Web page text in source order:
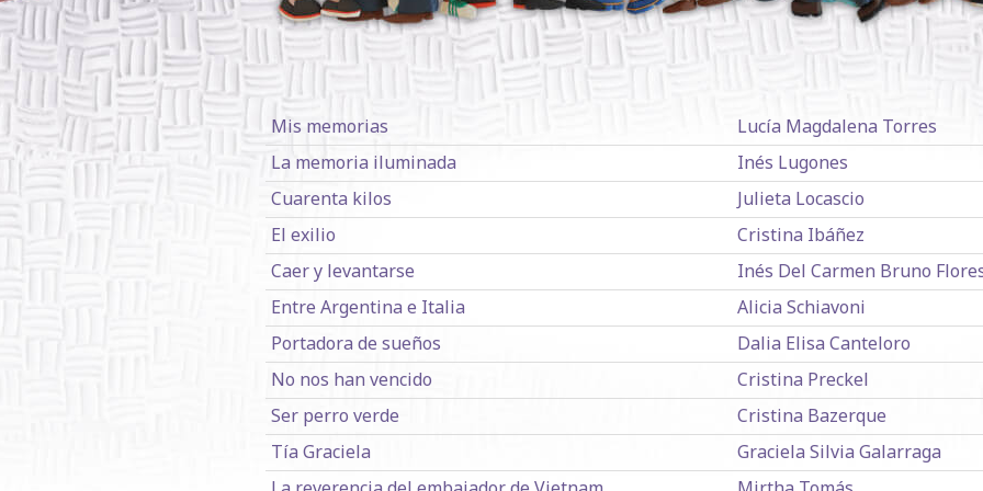
Mis memorias
Lucía Magdalena Torres
La memoria iluminada
Inés Lugones
Cuarenta kilos
Julieta Locascio
El exilio
Cristina Ibáñez
Caer y levantarse
Inés Del Carmen Bruno
Entre Argentina e Italia
Alicia Schiavoni
Portadora de sueños
Dalia Elisa Canteloro
No nos han vencido
Cristina Preckel
Ser perro verde
Cristina Bazerque
Tía Graciela
Graciela Silvia Galarraga